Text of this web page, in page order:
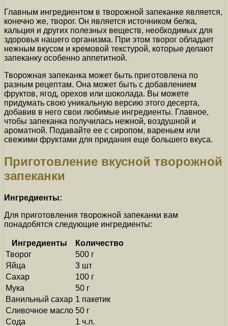
Главным ингредиентом в творожной запеканке является,
конечно же, творог. Он является источником белка,
кальция и других полезных веществ, необходимых для
здоровья нашего организма. При этом творог обладает
нежным вкусом и кремовой текстурой, которые делают
запеканку особенно аппетитной.
Творожная запеканка может быть приготовлена по
разным рецептам. Она может быть с добавлением
фруктов, ягод, орехов или шоколада. Вы можете
придумать свою уникальную версию этого десерта,
добавив в него свои любимые ингредиенты. Главное,
чтобы запеканка получилась нежной, воздушной и
ароматной. Подавайте ее с сиропом, вареньем или
свежими фруктами для придания еще большего вкуса.
Приготовление вкусной творожной
запеканки
Ингредиенты:
Для приготовления творожной запеканки вам
понадобятся следующие ингредиенты:
Ингредиенты
Количество
Творог
500 г
Яйца
3 шт
Сахар
100 г
Мука
50 г
Ванильный сахар 1 пакетик
Сливочное масло 50 г
Сода
1 ч.л.